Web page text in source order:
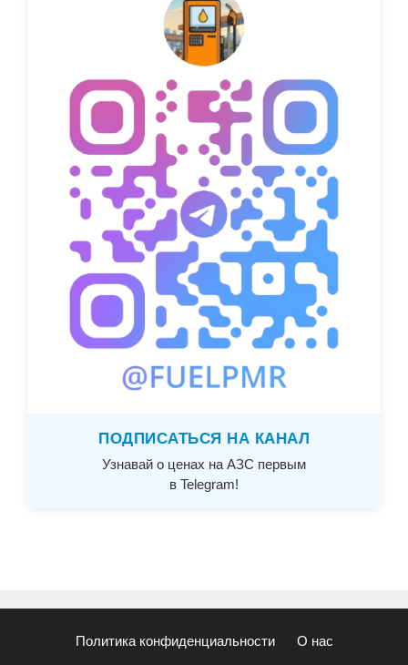
ПОДПИСАТЬСЯ НА КАНАЛ
Узнавай о ценах на АЗС первым
в Telegram!
Политика конфиденциальности О нас